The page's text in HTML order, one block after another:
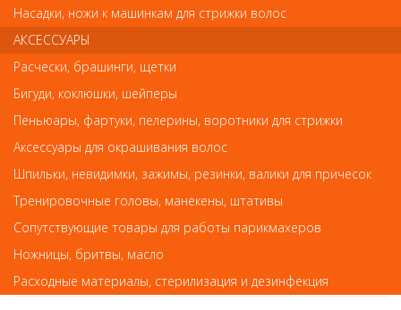
Кусачки для кутикулы Scharfen Edge PNEC-306-D (9 мм)-LJ (матовые)
руб.-
Насадки, ножи к машинкам для стрижки волос
АКСЕССУАРЫ
Расчески, брашинги, щетки
Бигуди, коклюшки, шейперы
Пеньюары, фартуки, пелерины, воротники для стрижки
Аксессуары для окрашивания волос
Шпильки, невидимки, зажимы, резинки, валики для причесок
Тренировочные головы, манекены, штативы
Сопутствующие товары для работы парикмахеров
Ножницы, бритвы, масло
Расходные материалы, стерилизация и дезинфекция